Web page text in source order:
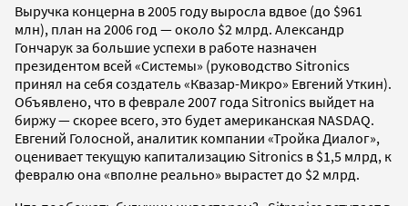
Выручка концерна в 2005 году выросла вдвое (до $961
млн), план на 2006 год — около $2 млрд. Александр
Гончарук за большие успехи в работе назначен
президентом всей «Системы» (руководство Sitronics
принял на себя создатель «Квазар-Микро» Евгений Уткин).
Объявлено, что в феврале 2007 года Sitronics выйдет на
биржу — скорее всего, это будет американская NASDAQ.
Евгений Голосной, аналитик компании «Тройка Диалог»,
оценивает текущую капитализацию Sitronics в $1,5 млрд, к
февралю она «вполне реально» вырастет до $2 млрд.